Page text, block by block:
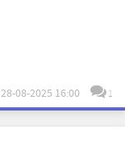
28-08-2025 16:00 1